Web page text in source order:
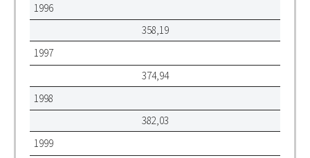
1996
358,19
1997
374,94
1998
382,03
1999